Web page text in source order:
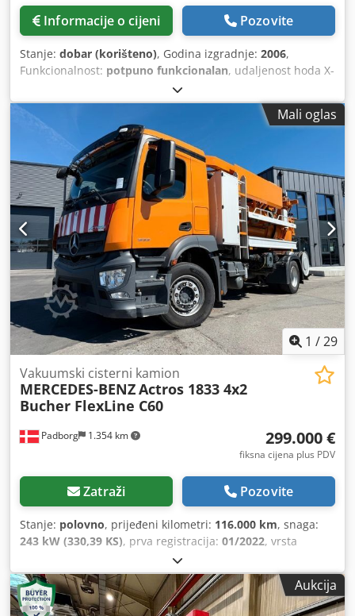
Informacije o cijeni Pozovite
Stanje: dobar (korišteno), Godina izgradnje: 2006,
Funkcionalnost: potpuno funkcionalan, udaljenost hoda X-
620 mm
520 mm, brzi pomjeraj X-os:40 m/min, brzi hod Y-osi:40
m/min
, brzi hod Z-osi:
, nazivna (prividna) snaga:
, proizvođač kontrolera:
kontrolera:ITNC 530, Oprema:beskonačno promjenjiva
brzina rotacije, dokumentacija / priručnik, transportni
transporter čipsa,
Mali oglas
1 /29
Padborg 1.354 km
Vakuumski cisterni kamion
MERCEDES-BENZActros 1833 4x2
Bucher FlexLine C60
299.000 €
fiksna cijena plus PDV
Zatraži Pozovite
Stanje: polovno, prijeđeni kilometri: 116.000 km, snaga:
243 kW (330,39 KS), prva registracija: 01/2022, vrsta
18.000 kg
osovina:2 osovine, boja:narandžasta, tip prijenosa:
automatski, emisijska klasa:Euro 6, Oprema:ABS,
elektronički program stabilnosti (ESP), klima-uređaj,
Aukcija